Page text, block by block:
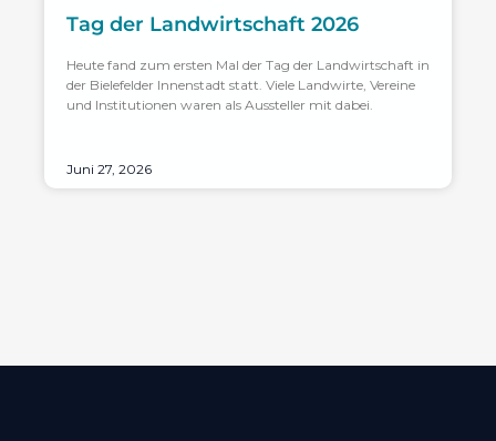
Tag der Landwirtschaft 2026
Heute fand zum ersten Mal der Tag der Landwirtschaft in
der Bielefelder Innenstadt statt. Viele Landwirte, Vereine
und Institutionen waren als Aussteller mit dabei.
Juni 27, 2026